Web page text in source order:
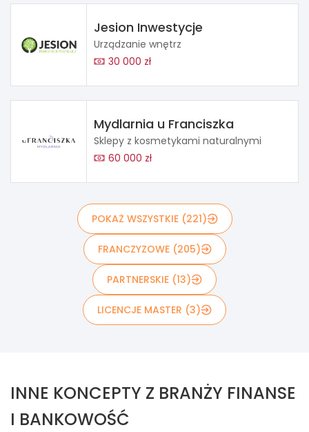
Jesion Inwestycje
Urządzanie wnętrz
30 000 zł
Mydlarnia u Franciszka
Sklepy z kosmetykami naturalnymi
60 000 zł
POKAŻ WSZYSTKIE (221)
FRANCZYZOWE (205)
PARTNERSKIE (13)
LICENCJE MASTER (3)
INNE KONCEPTY Z BRANŻY FINANSE
I BANKOWOŚĆ